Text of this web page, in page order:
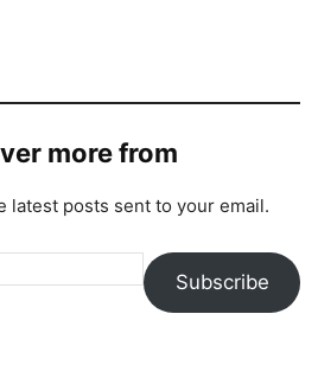
more from
latest posts sent to your email.
Subscribe